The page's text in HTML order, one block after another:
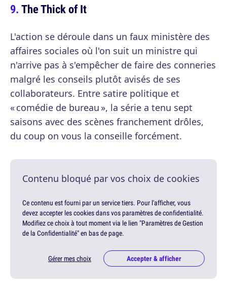
The Thick of It
L'action se déroule dans un faux ministère des
affaires sociales où l'on suit un ministre qui
n'arrive pas à s'empêcher de faire des conneries
malgré les conseils plutôt avisés de ses
collaborateurs. Entre satire politique et
« comédie de bureau », la série a tenu sept
saisons avec des scènes franchement drôles,
du coup on vous la conseille forcément.
Contenu bloqué par vos choix de cookies
Ce contenu est fourni par un service tiers. Pour l'afficher, vous
devez accepter les cookies dans vos paramètres de confidentialité.
Modifiez ce choix à tout moment via le lien "Paramètres de Gestion
de la Confidentialité" en bas de page.
Gérer mes choix Accepter & afficher